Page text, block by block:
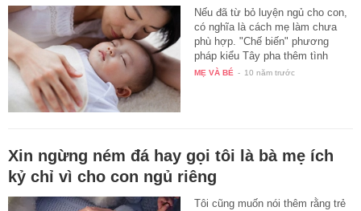
Nếu đã từ bỏ luyện ngủ cho con,
có nghĩa là cách mẹ làm chưa
phù hợp. "Chế biến" phương
pháp kiểu Tây pha thêm tình
yêu…
MẸ VÀ BÉ - 10 năm trước
Xin ngừng ném đá hay gọi tôi là bà mẹ ích
kỷ chỉ vì cho con ngủ riêng
Tôi cũng muốn nói thêm rằng trẻ